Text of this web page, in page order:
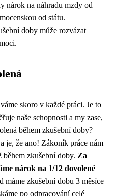
nárok na náhradu mzdy od
od státu.
doby může rozvázat
skoro v každé práci. Je to
naše schopnosti a my zase,
během zkušební doby?
je, že ano! Zákoník práce nám
během zkušební doby. Za
nárok na 1/12 dovolené
máme zkušební dobu 3 měsíce
po odpracování celé